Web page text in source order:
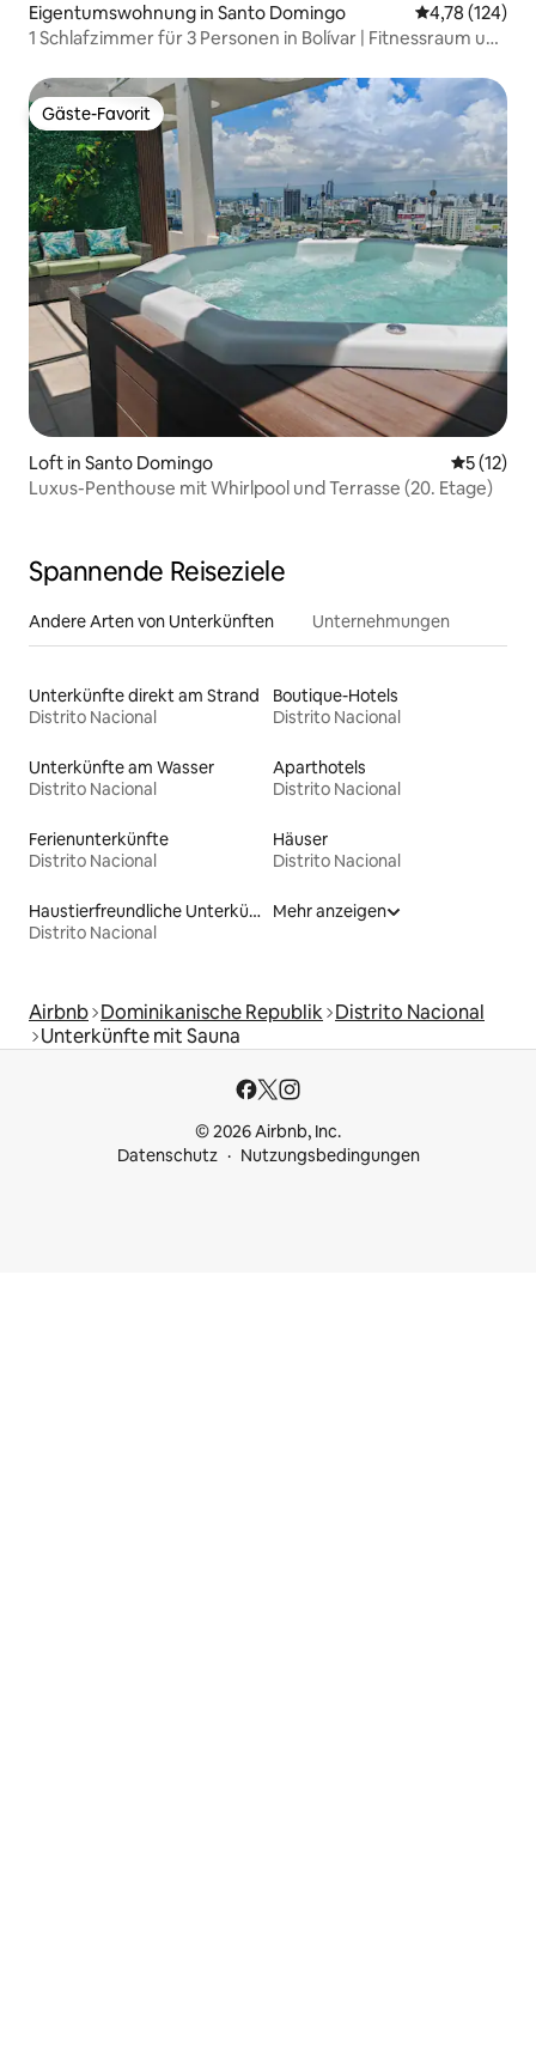
Eigentumswohnung in Santo Domingo
4,78 (124)
1 Schlafzimmer für 3 Personen in Bolívar | Fitnessraum und
Gäste-Favorit
Gäste-Favorit
Loft in Santo Domingo
5 (12)
Luxus-Penthouse mit Whirlpool und Terrasse (20. Etage)
Spannende Reiseziele
Andere Arten von Unterkünften Unternehmungen
Unterkünfte direkt am Strand
Distrito Nacional
Boutique-Hotels
Distrito Nacional
Unterkünfte am Wasser
Distrito Nacional
Aparthotels
Distrito Nacional
Ferienunterkünfte
Distrito Nacional
Häuser
Distrito Nacional
Haustierfreundliche Unterkünfte
Distrito Nacional
Mehr anzeigen
Airbnb Dominikanische Republik Distrito Nacional
Unterkünfte mit Sauna
© 2026 Airbnb, Inc.
Datenschutz
Nutzungsbedingungen